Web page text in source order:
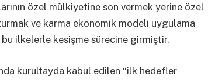
özel mülkiyetine son vermek yerine özel
ve karma ekonomik modeli uygulama
ilkelerle kesişme sürecine girmiştir.
kurultayda kabul edilen “ilk hedefler